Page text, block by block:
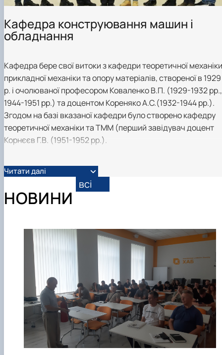
Кафедра конструювання машин і
обладнання
Кафедра бере свої витоки з кафедри теоретичної
прикладної механіки та опору матеріалів, створеної в 1929
р. і очолюваної професором Коваленко В.П. (1929-1932 рр.,
1944-1951 рр.) та доцентом Кореняко А.С.(1932-1944 рр.).
Згодом на базі вказаної кафедри було створено кафедру
теоретичної механіки та ТММ (перший завідувач доцент
Корнєєв Г.В. (1951-1952 рр.).
назвою кафедра деталей машин і прикладної механіки, з
1954 р. – деталей машин і підйомно– транспортних
механізмів, а з 2000 року – конструювання машин для
З 2006 року кафедру очолює відмінник освіти України,
професор В.С. Ловейкін.
Читати далі
НОВИНИ
всі